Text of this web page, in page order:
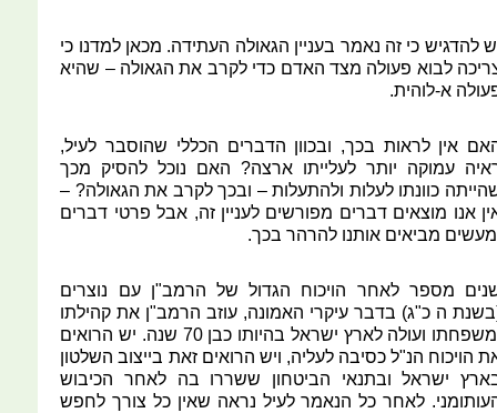
להדגיש כי זה נאמר בעניין הגאולה העתידה. מכאן למדנו כי
לבוא פעולה מצד האדם כדי לקרב את הגאולה – שהיא
א-לוהית.
אין לראות בכך, ובכוון הדברים הכללי שהוסבר לעיל,
עמוקה יותר לעלייתו ארצה? האם נוכל להסיק מכך
כוונתו לעלות ולהתעלות – ובכך לקרב את הגאולה? –
אנו מוצאים דברים מפורשים לעניין זה, אבל פרטי דברים
מביאים אותנו להרהר בכך.
מספר לאחר הויכוח הגדול של הרמב"ן עם נוצרים
ה כ"ג) בדבר עיקרי האמונה, עוזב הרמב"ן את קהילתו
ומשפחתו ועולה לארץ ישראל בהיותו כבן 70 שנה. יש הרואים
הויכוח הנ"ל כסיבה לעליה, ויש הרואים זאת בייצוב השלטון
ישראל ובתנאי הביטחון ששררו בה לאחר הכיבוש
לאחר כל הנאמר לעיל נראה שאין כל צורך לחפש